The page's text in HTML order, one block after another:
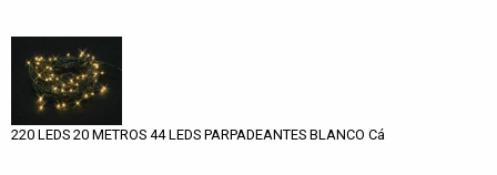
220 LEDS 20 METROS 44 LEDS PARPADEANTES BLANCO Cá